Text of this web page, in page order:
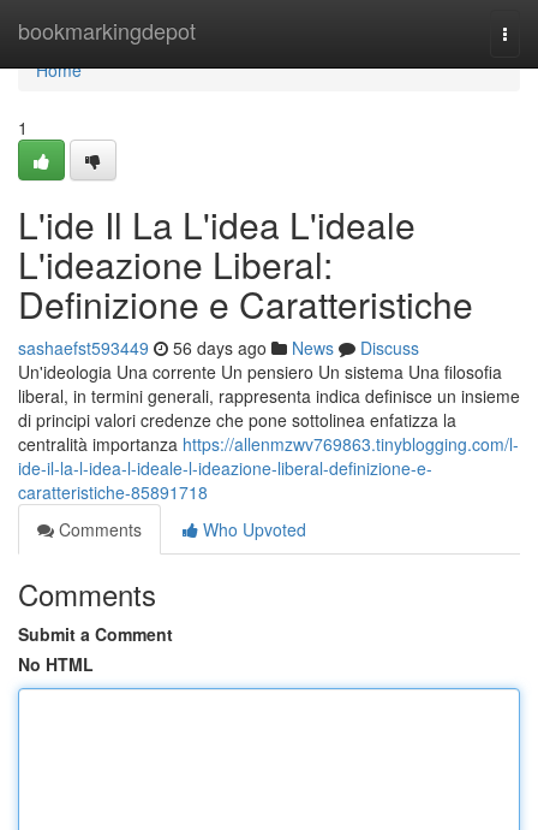
bookmarkingdepot
Home
Home
1
L'ide Il La L'idea L'ideale
L'ideazione Liberal:
Definizione e Caratteristiche
sashaefst593449 56 days ago News
Discuss
Un'ideologia Una corrente Un pensiero Un sistema Una filosofia
liberal, in termini generali, rappresenta indica definisce un insieme
di principi valori credenze che pone sottolinea enfatizza la
centralità importanza https://allenmzwv769863.tinyblogging.com/l-
ide-il-la-l-idea-l-ideale-l-ideazione-liberal-definizione-e-
caratteristiche-85891718
Comments
Who Upvoted
Comments
Submit a Comment
No HTML